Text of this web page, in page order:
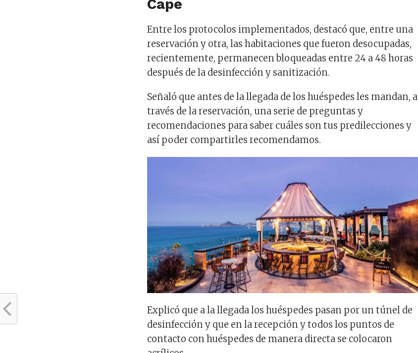
Cape
Entre los protocolos implementados, destacó que, entre una
reservación y otra, las habitaciones que fueron desocupadas,
recientemente, permanecen bloqueadas entre 24 a 48 horas
después de la desinfección y sanitización.
Señaló que antes de la llegada de los huéspedes les mandan, a
través de la reservación, una serie de preguntas y
recomendaciones para saber cuáles son tus predilecciones y
así poder compartirles recomendamos.
Explicó que a la llegada los huéspedes pasan por un túnel de
desinfección y que en la recepción y todos los puntos de
contacto con huéspedes de manera directa se colocaron